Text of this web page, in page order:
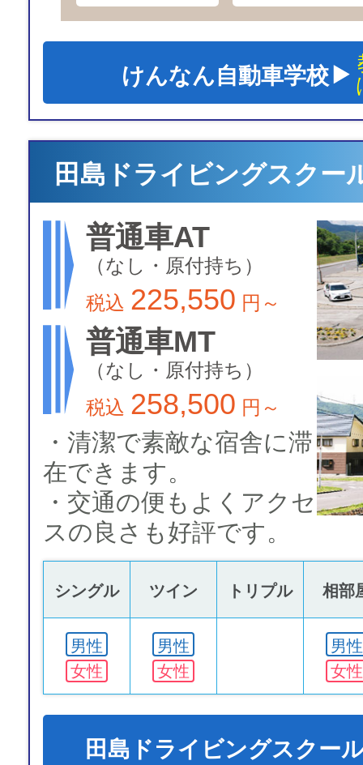
けんなん自動車学校
田島ドライビングスクー
普通車AT
（なし・原付持ち）
税込 225,550 円～
普通車MT
（なし・原付持ち）
税込 258,500 円～
・清潔で素敵な宿舎に滞
在できます。
・交通の便もよくアクセ
スの良さも好評です。
シングル ツイン トリプル 相部
男性
女性
男性
女性
男性
女性
田島ドライビングスクー